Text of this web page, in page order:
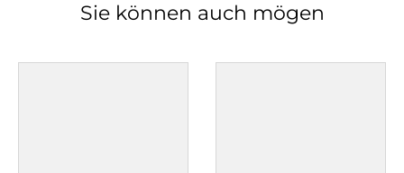
Sie können auch mögen